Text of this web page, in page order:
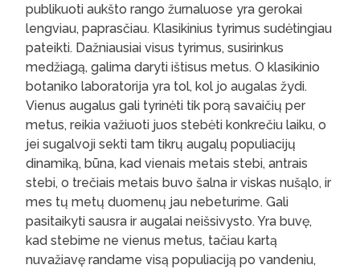
publikuoti aukšto rango žurnaluose yra gerokai
lengviau, paprasčiau. Klasikinius tyrimus sudėtingiau
pateikti. Dažniausiai visus tyrimus, susirinkus
medžiagą, galima daryti ištisus metus. O klasikinio
botaniko laboratorija yra tol, kol jo augalas žydi.
Vienus augalus gali tyrinėti tik porą savaičių per
metus, reikia važiuoti juos stebėti konkrečiu laiku, o
jei sugalvoji sekti tam tikrų augalų populiacijų
dinamiką, būna, kad vienais metais stebi, antrais
stebi, o trečiais metais buvo šalna ir viskas nušąlo, ir
mes tų metų duomenų jau nebeturime. Gali
pasitaikyti sausra ir augalai neišsivysto. Yra buvę,
kad stebime ne vienus metus, tačiau kartą
nuvažiavę randame visą populiaciją po vandeniu,